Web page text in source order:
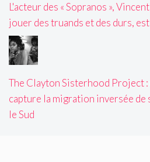
L'acteur des « Sopranos »,
jouer des truands et des durs,
The Clayton Sisterhood Project
capture la migration inversée de
le Sud